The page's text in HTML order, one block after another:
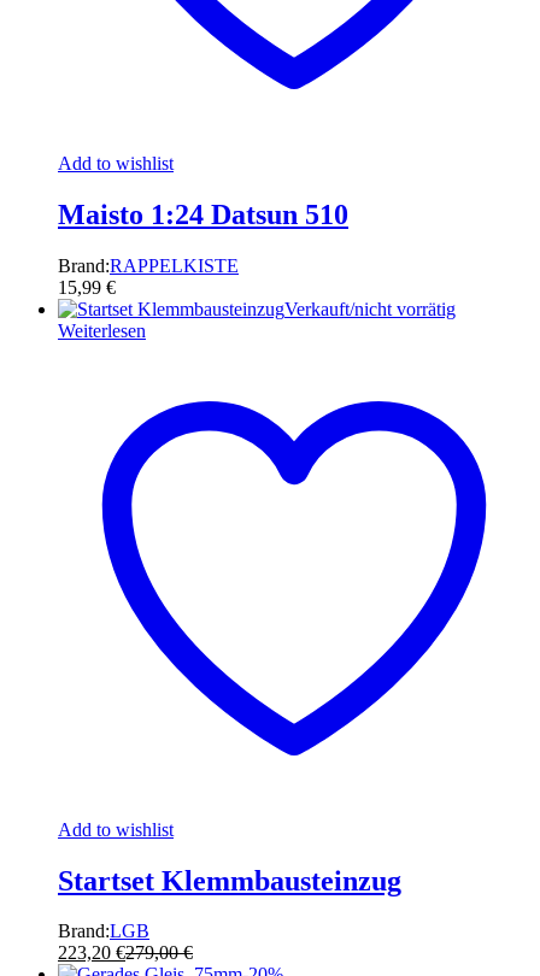
Add to wishlist
Maisto 1:24 Datsun 510
Brand:RAPPELKISTE
15,99 €
Verkauft/nicht vorrätig
Weiterlesen
Add to wishlist
Startset Klemmbausteinzug
Brand:LGB
223,20 €279,00€